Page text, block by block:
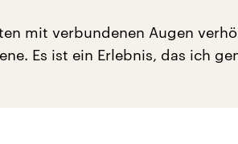
mit verbundenen Augen
Es ist ein Erlebnis, das ich